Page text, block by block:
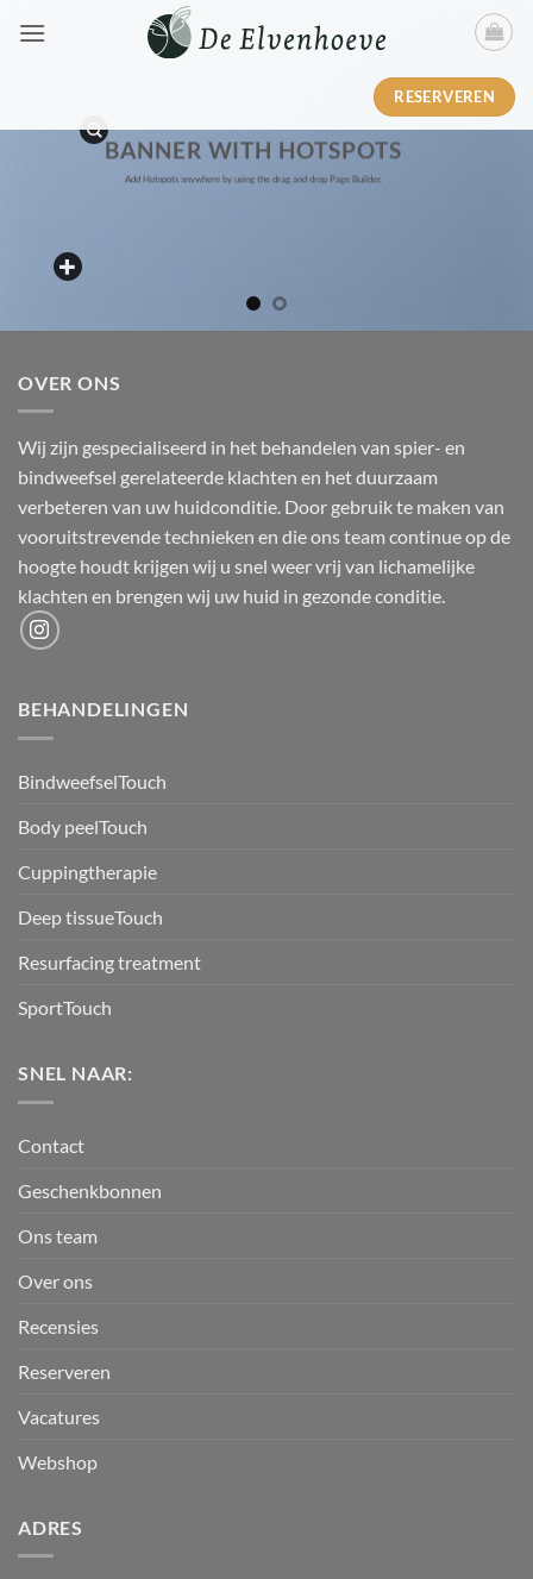
naar
RESERVEREN
BANNER WITH HOTSPOTS
Add Hotspots anywhere by using the drag and drop Page Builder.
OVER ONS
Wij zijn gespecialiseerd in het behandelen van spier- en
bindweefsel gerelateerde klachten en het duurzaam
verbeteren van uw huidconditie. Door gebruik te maken van
vooruitstrevende technieken en die ons team continue op de
hoogte houdt krijgen wij u snel weer vrij van lichamelijke
klachten en brengen wij uw huid in gezonde conditie.
BEHANDELINGEN
BindweefselTouch
Body peelTouch
Cuppingtherapie
Deep tissueTouch
Resurfacing treatment
SportTouch
SNEL NAAR:
Contact
Geschenkbonnen
Ons team
Over ons
Recensies
Reserveren
Vacatures
Webshop
ADRES